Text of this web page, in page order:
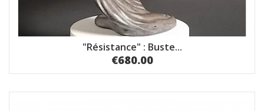
"Résistance" : Buste...
€680.00